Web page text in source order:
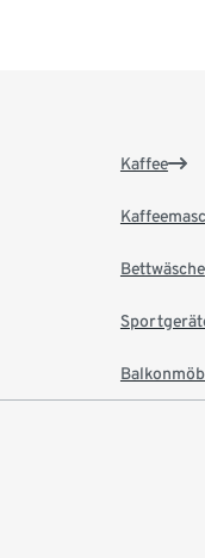
Kaffee
Bettwäsche